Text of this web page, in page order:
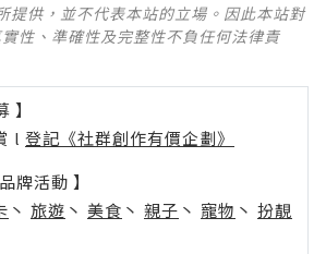
提供，並不代表本站的立場。因此本站對
性、準確性及完整性不負任何法律責
】
l 登記《社群創作有價企劃》
牌活動 】
丶 旅遊 丶 美食 丶 親子 丶 寵物 丶 扮靚